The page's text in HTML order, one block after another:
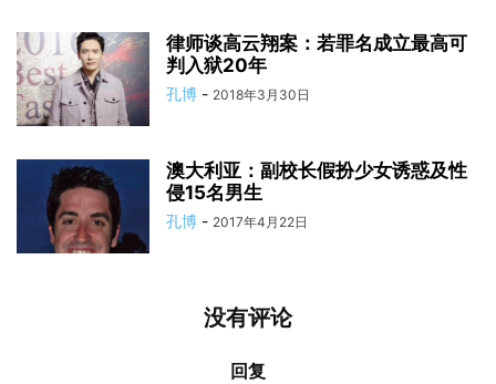
律师谈高云翔案：若罪名成立最高可
判入狱20年
孔博 - 2018年3月30日
澳大利亚：副校长假扮少女诱惑及性
侵15名男生
孔博 - 2017年4月22日
没有评论
回复